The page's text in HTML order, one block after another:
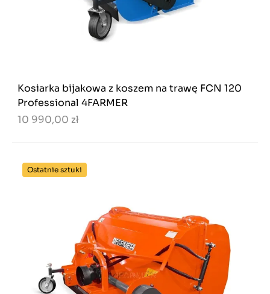
Kosiarka bijakowa z koszem na trawę FCN 120
Professional 4FARMER
10 990,00 zł
Ostatnie sztuki